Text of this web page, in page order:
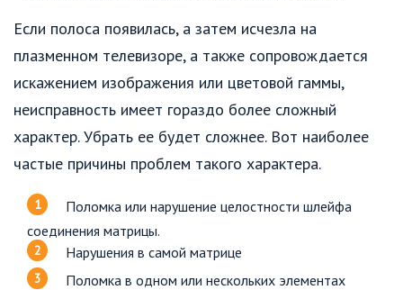
Если полоса появилась, а затем исчезла на
плазменном телевизоре, а также сопровождается
искажением изображения или цветовой гаммы,
неисправность имеет гораздо более сложный
характер. Убрать ее будет сложнее. Вот наиболее
частые причины проблем такого характера.
Поломка или нарушение целостности шлейфа
соединения матрицы.
Нарушения в самой матрице
Поломка в одном или нескольких элементах